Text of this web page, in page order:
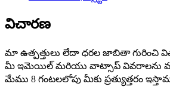
విచారణ
మా ఉత్పత్తులు లేదా ధరల జాబితా గురించి
మీ ఇమెయిల్ మరియు వాట్సాప్ వివరాలను
మేము 8 గంటలలోపు మీకు ప్రత్యుత్తరం